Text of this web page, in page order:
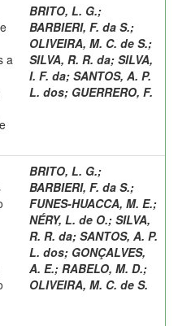
a
BRITO, L. G.;
BARBIERI, F. da S.;
OLIVEIRA, M. C. de S.;
SILVA, R. R. da; SILVA,
I. F. da; SANTOS, A. P.
L. dos; GUERRERO, F.
BRITO, L. G.;
BARBIERI, F. da S.;
FUNES-HUACCA, M. E.;
NÉRY, L. de O.; SILVA,
R. R. da; SANTOS, A. P.
L. dos; GONÇALVES,
A. E.; RABELO, M. D.;
OLIVEIRA, M. C. de S.